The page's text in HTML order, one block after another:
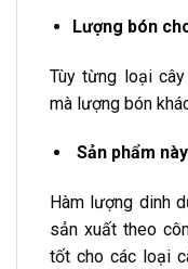
Lượng bón
Tùy từng loại
mà lượng bón
Sản phẩm
Hàm lượng dinh
sản xuất theo
tốt cho các loại